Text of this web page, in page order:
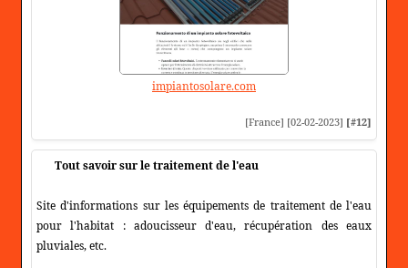
impiantosolare.com
[France] [02-02-2023] [#12]
Tout savoir sur le traitement de l'eau
Site d'informations sur les équipements de traitement de l'eau
pour l'habitat : adoucisseur d'eau, récupération des eaux
pluviales, etc.